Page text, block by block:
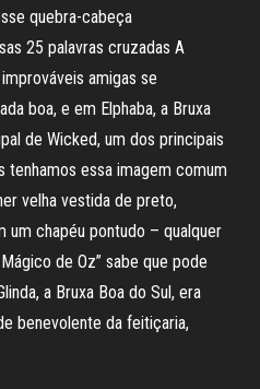
quebra-cabeça
25 palavras cruzadas A
amigas se
boa, e em Elphaba, a Bruxa
de Wicked, um dos principais
tenhamos essa imagem comum
velha vestida de preto,
um chapéu pontudo – qualquer
de Oz” sabe que pode
a Bruxa Boa do Sul, era
benevolente da feitiçaria,